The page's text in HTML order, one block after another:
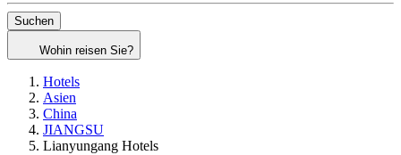
Suchen
Wohin reisen Sie?
Hotels
Asien
China
JIANGSU
Lianyungang Hotels